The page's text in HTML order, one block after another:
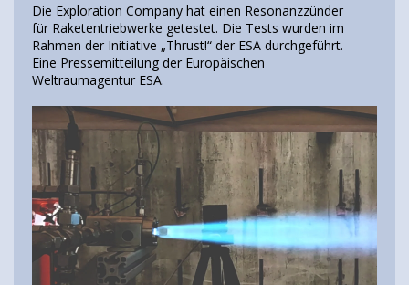
Die Exploration Company hat einen Resonanzzünder
für Raketentriebwerke getestet. Die Tests wurden im
Rahmen der Initiative „Thrust!“ der ESA durchgeführt.
Eine Pressemitteilung der Europäischen
Weltraumagentur ESA.